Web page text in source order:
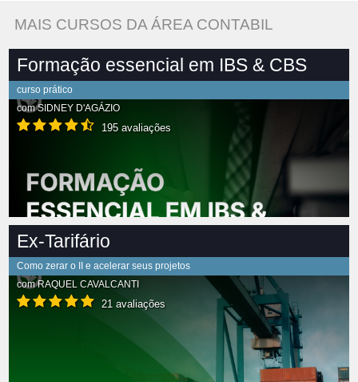
MAIS CURSOS DA ÁREA CONTABIL
Formação essencial em IBS & CBS
curso prático
comSIDNEY D'AGÁZIO
195 avaliações
Ex-Tarifário
Como zerar o II e acelerar seus projetos
comRAQUEL CAVALCANTI
21 avaliações